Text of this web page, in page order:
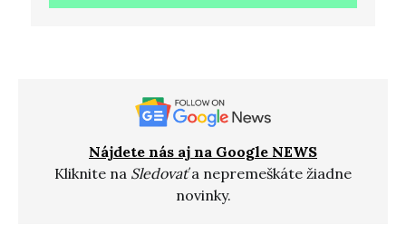
Nájdete nás aj na Google NEWS
Kliknite na Sledovaťa nepremeškáte žiadne
novinky.